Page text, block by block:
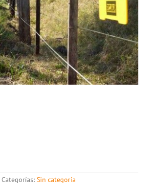
Categorías: Sin categoría